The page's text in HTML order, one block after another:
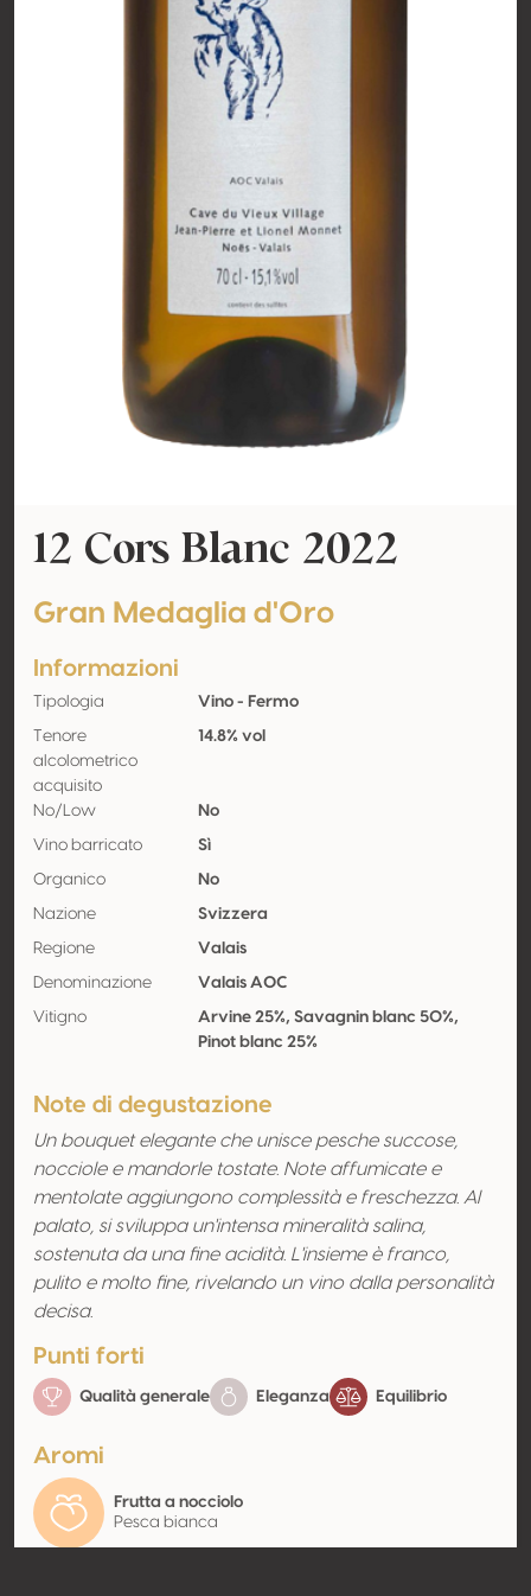
12 Cors Blanc 2022
Gran Medaglia d'Oro
Informazioni
Tipologia Vino - Fermo
Tenore
alcolometrico
acquisito
14.8% vol
No/Low No
Vino barricato Sì
Organico No
Nazione Svizzera
Regione Valais
Denominazione Valais AOC
Vitigno
Arvine 25%, Savagnin blanc 50%,
Pinot blanc 25%
Note di degustazione
Un bouquet elegante che unisce pesche succose,
nocciole e mandorle tostate. Note affumicate e
mentolate aggiungono complessità e freschezza. Al
palato, si sviluppa un'intensa mineralità salina,
sostenuta da una fine acidità. L'insieme è franco,
pulito e molto fine, rivelando un vino dalla personalità
decisa.
Punti forti
Qualità generale Eleganza Equilibrio
Aromi
Frutta a nocciolo
Pesca bianca